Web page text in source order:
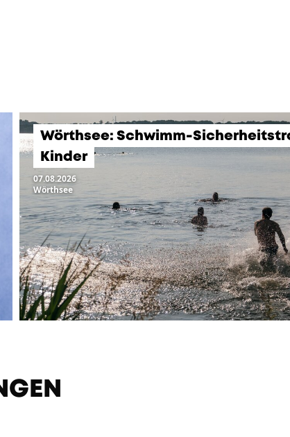
Wörthsee: Schwimm-
Kinder
07.08.2026
Wörthsee